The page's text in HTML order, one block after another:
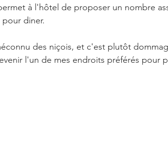
à l'hôtel de proposer un nombre
diner.
des niçois, et c'est plutôt
l'un de mes endroits préférés pour